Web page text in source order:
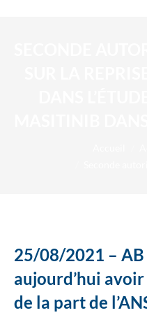
25/08/2021 – AB
aujourd’hui
de la part de